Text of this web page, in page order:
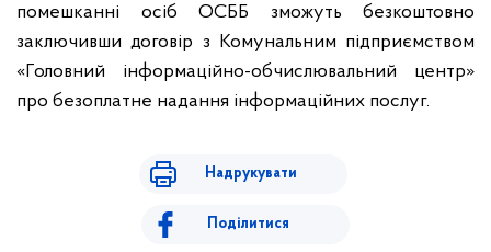
помешканні осіб ОСББ зможуть безкоштовно
заключивши договір з Комунальним підприємством
«Головний інформаційно-обчислювальний центр»
про безоплатне надання інформаційних послуг.
Надрукувати
Поділитися